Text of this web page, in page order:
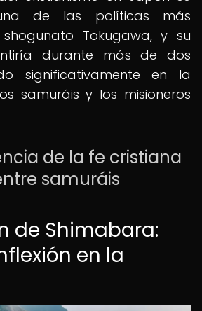
de las políticas más
Tokugawa, y su
durante más de dos
significativamente en la
samuráis y los misioneros
de la fe cristiana
samuráis
de Shimabara:
en la